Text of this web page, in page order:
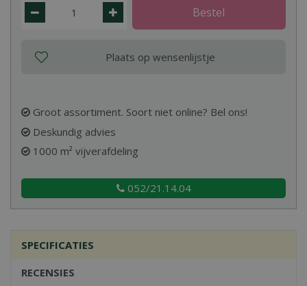
Groot assortiment. Soort niet online? Bel ons!
Deskundig advies
1000 m² vijverafdeling
052/21.14.04
SPECIFICATIES
RECENSIES